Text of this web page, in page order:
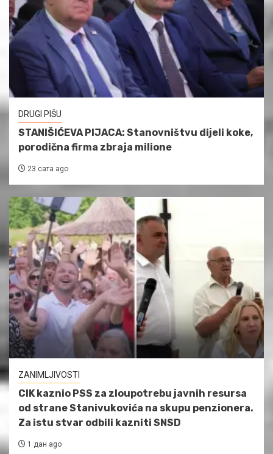
DRUGI PIŠU
STANIŠIĆEVA PIJACA: Stanovništvu dijeli koke,
porodična firma zbraja milione
23 сата ago
ZANIMLJIVOSTI
CIK kaznio PSS za zloupotrebu javnih resursa
od strane Stanivukovića na skupu penzionera.
Za istu stvar odbili kazniti SNSD
1 дан ago